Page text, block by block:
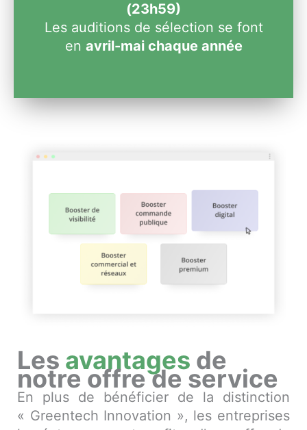
(23h59)
Les auditions de sélection se font
en avril-mai chaque année
Les avantages de
notre offre de service
En plus de bénéficier de la distinction
« Greentech Innovation », les entreprises